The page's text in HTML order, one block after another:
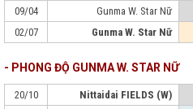
09/04
Gunma W. Star Nữ
02/07
Gunma W. Star Nữ
- PHONG ĐỘ GUNMA W. STAR NỮ
20/10 Nittaidai FIELDS (W)